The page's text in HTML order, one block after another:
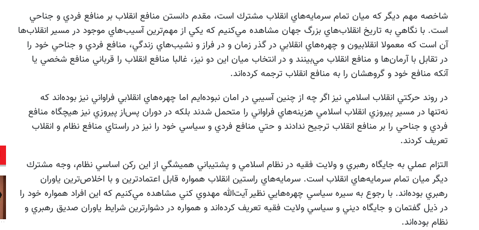
شاخصه مهم ديگر كه ميان تمام سرمايه‌هاي انقلاب مشترك است، مقدم دانستن منافع انقلاب بر منافع فردي و جناحي
است. با نگاهي به تاريخ انقلاب‌هاي بزرگ جهان مشاهده مي‌كنيم كه يكي از مهم‌ترين آسيب‌هاي موجود در مسير انقلاب‌ها
آن است كه معمولا انقلابيون و چهره‌هاي انقلابي در گذر زمان و در فراز و نشيب‌هاي زندگي، منافع فردي و جناحي خود را
در تقابل با آرمان‌ها و منافع انقلاب مي‌بينند و در انتخاب ميان اين دو نيز، غالبا منافع انقلاب را قرباني منافع شخصي يا
آنكه منافع خود و گروهشان را به منافع انقلاب ترجمه كرده‌اند.
در روند حركتي انقلاب اسلامي نيز اگر چه از چنين آسيبي در امان نبوده‌ايم اما چهره‌هاي انقلابي فراواني نيز بوده‌اند كه
نه‌تنها در مسير پيروزي انقلاب اسلامي هزينه‌هاي فراواني را متحمل شدند بلكه در دوران پس‌از پيروزي نيز هيچگاه منافع
فردي و جناحي را بر منافع انقلاب ترجيح ندادند و حتي منافع فردي و سياسي خود را نيز در راستاي منافع نظام و انقلاب
تعريف كردند.
التزام عملي به جايگاه رهبري و ولايت فقيه در نظام اسلامي و پشتيباني هميشگي از اين ركن اساسي نظام، وجه مشترك
ديگر ميان تمام سرمايه‌هاي انقلاب است. سرمايه‌هاي راستين انقلاب همواره قابل اعتمادترين و با اخلاص‌ترين ياوران
رهبري بوده‌اند. با رجوع به سيره سياسي چهره‌هايي نظير آيت‌الله مهدوي كني مشاهده مي‌كنيم كه اين افراد همواره خود را
در ذيل گفتمان و جايگاه ديني و سياسي ولايت فقيه تعريف كرده‌اند و همواره در دشوارترين شرايط ياوران صديق رهبري و
نظام بوده‌اند.